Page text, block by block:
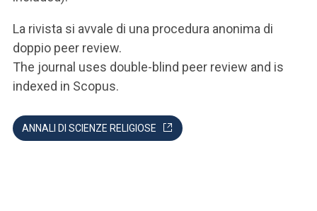
La rivista si avvale di una procedura anonima di
doppio peer review.
The journal uses double-blind peer review and is
indexed in Scopus.
ANNALI DI SCIENZE RELIGIOSE